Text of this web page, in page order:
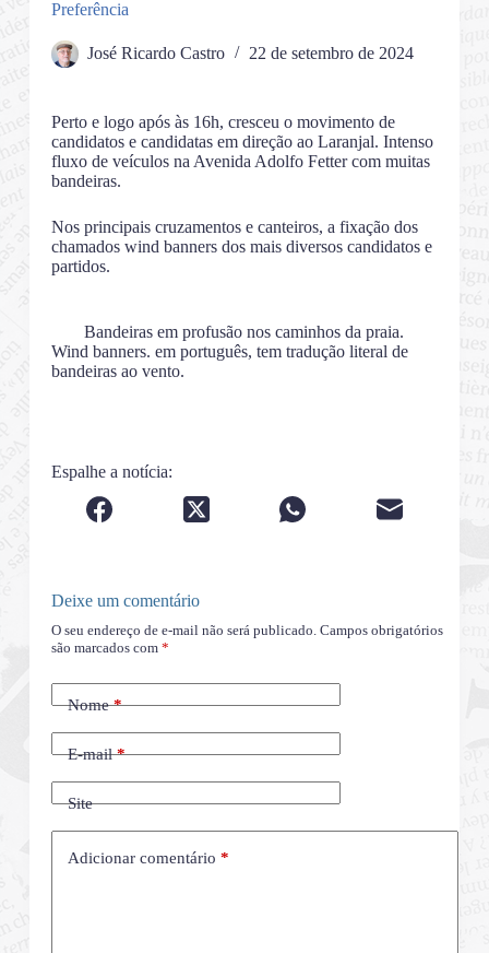
Preferência
José Ricardo Castro 22 de setembro de 2024
Perto e logo após às 16h, cresceu o movimento de
candidatos e candidatas em direção ao Laranjal. Intenso
fluxo de veículos na Avenida Adolfo Fetter com muitas
bandeiras.
Nos principais cruzamentos e canteiros, a fixação dos
chamados wind banners dos mais diversos candidatos e
partidos.
Bandeiras em profusão nos caminhos da praia.
Wind banners. em português, tem tradução literal de
bandeiras ao vento.
Espalhe a notícia:
Deixe um comentário
O seu endereço de e-mail não será publicado. Campos obrigatórios
são marcados com *
Nome*
E-mail*
Site
Adicionar comentário *